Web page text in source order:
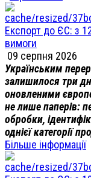
Експорт до ЄС: з
вимоги
09 серпня 2026
Українським
залишилося три
оновленими
не лише паперів:
обробки,
однієї категорії
Більше інформації